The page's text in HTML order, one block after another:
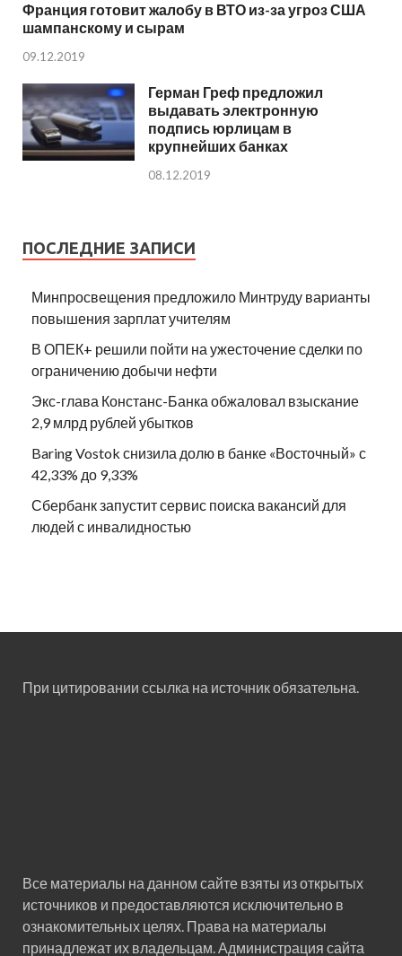
Франция готовит жалобу в ВТО из-за угроз США
шампанскому и сырам
09.12.2019
Герман Греф предложил
выдавать электронную
подпись юрлицам в
крупнейших банках
08.12.2019
ПОСЛЕДНИЕ ЗАПИСИ
Минпросвещения предложило Минтруду варианты
повышения зарплат учителям
В ОПЕК+ решили пойти на ужесточение сделки по
ограничению добычи нефти
Экс-глава Констанс-Банка обжаловал взыскание
2,9 млрд рублей убытков
Baring Vostok снизила долю в банке «Восточный» с
42,33% до 9,33%
Сбербанк запустит сервис поиска вакансий для
людей с инвалидностью
При цитировании ссылка на источник обязательна.
Все материалы на данном сайте взяты из открытых
источников и предоставляются исключительно в
ознакомительных целях. Права на материалы
принадлежат их владельцам. Администрация сайта